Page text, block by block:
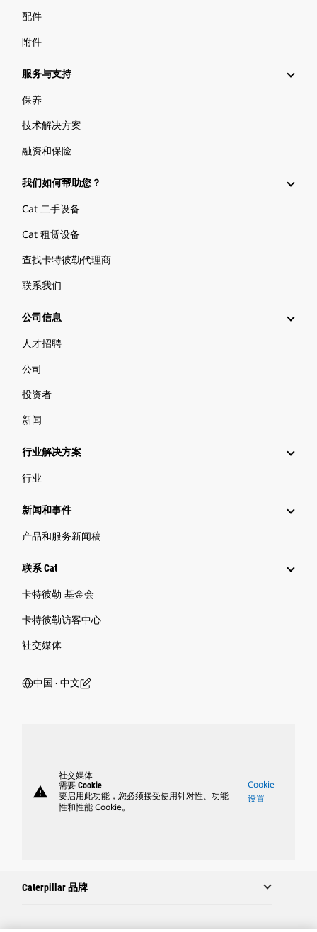
配件
附件
服务与支持
保养
技术解决方案
融资和保险
我们如何帮助您？
Cat 二手设备
Cat 租赁设备
查找卡特彼勒代理商
联系我们
公司信息
人才招聘
公司
投资者
新闻
行业解决方案
行业
新闻和事件
产品和服务新闻稿
联系 Cat
卡特彼勒 基金会
卡特彼勒访客中心
社交媒体
中国 ‧ 中文
warning
社交媒体
需要 Cookie
要启用此功能，您必须接受使用针对性、功能
性和性能 Cookie。
Cookie
设置
Caterpillar 品牌